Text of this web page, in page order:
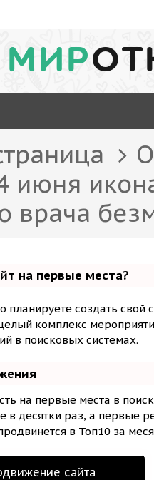
МИР
июня
врача
на первые места?
планируете создать свой
комплекс
в поисковых системах.
на первые места в
в десятки раз, а первые
в Топ10 за
сайта